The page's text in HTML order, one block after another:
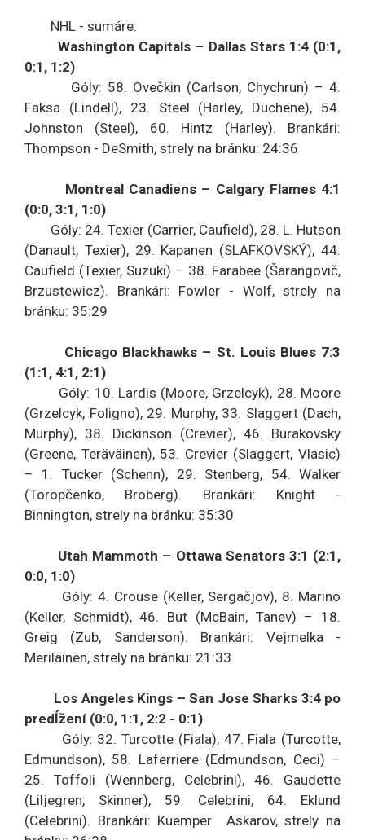
NHL - sumáre:
Washington Capitals – Dallas Stars 1:4 (0:1,
0:1, 1:2)
Góly: 58. Ovečkin (Carlson, Chychrun) – 4.
Faksa (Lindell), 23. Steel (Harley, Duchene), 54.
Johnston (Steel), 60. Hintz (Harley). Brankári:
Thompson - DeSmith, strely na bránku: 24:36
Montreal Canadiens – Calgary Flames 4:1
(0:0, 3:1, 1:0)
Góly: 24. Texier (Carrier, Caufield), 28. L. Hutson
(Danault, Texier), 29. Kapanen (SLAFKOVSKÝ), 44.
Caufield (Texier, Suzuki) – 38. Farabee (Šarangovič,
Brzustewicz). Brankári: Fowler - Wolf, strely na
bránku: 35:29
Chicago Blackhawks – St. Louis Blues 7:3
(1:1, 4:1, 2:1)
Góly: 10. Lardis (Moore, Grzelcyk), 28. Moore
(Grzelcyk, Foligno), 29. Murphy, 33. Slaggert (Dach,
Murphy), 38. Dickinson (Crevier), 46. Burakovsky
(Greene, Teräväinen), 53. Crevier (Slaggert, Vlasic)
– 1. Tucker (Schenn), 29. Stenberg, 54. Walker
(Toropčenko, Broberg). Brankári: Knight -
Binnington, strely na bránku: 35:30
Utah Mammoth – Ottawa Senators 3:1 (2:1,
0:0, 1:0)
Góly: 4. Crouse (Keller, Sergačjov), 8. Marino
(Keller, Schmidt), 46. But (McBain, Tanev) – 18.
Greig (Zub, Sanderson). Brankári: Vejmelka -
Meriläinen, strely na bránku: 21:33
Los Angeles Kings – San Jose Sharks 3:4 po
predĺžení (0:0, 1:1, 2:2 - 0:1)
Góly: 32. Turcotte (Fiala), 47. Fiala (Turcotte,
Edmundson), 58. Laferriere (Edmundson, Ceci) –
25. Toffoli (Wennberg, Celebrini), 46. Gaudette
(Liljegren, Skinner), 59. Celebrini, 64. Eklund
(Celebrini). Brankári: Kuemper Askarov, strely na